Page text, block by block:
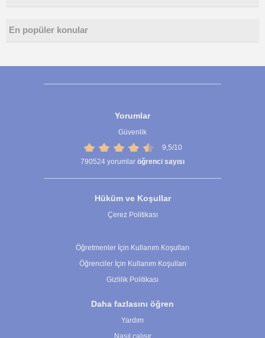
En popüler konular
Yorumlar
Güvenlik
9,5/10
790524 yorumlar öğrenci sayısı
Hüküm ve Koşullar
Çerez Politikası
Öğretmenler İçin Kullanım Koşulları
Öğrenciler İçin Kullanım Koşulları
Gizlilik Politikası
Daha fazlasını öğren
Yardım